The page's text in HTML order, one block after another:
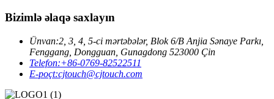
Bizimlə əlaqə saxlayın
Ünvan:2, 3, 4, 5-ci mərtəbələr, Blok 6/B Anjia Sənaye Parkı,
Fenggang, Dongguan, Gunagdong 523000 Çin
Telefon:+86-0769-82522511
E-poçt:cjtouch@cjtouch.com